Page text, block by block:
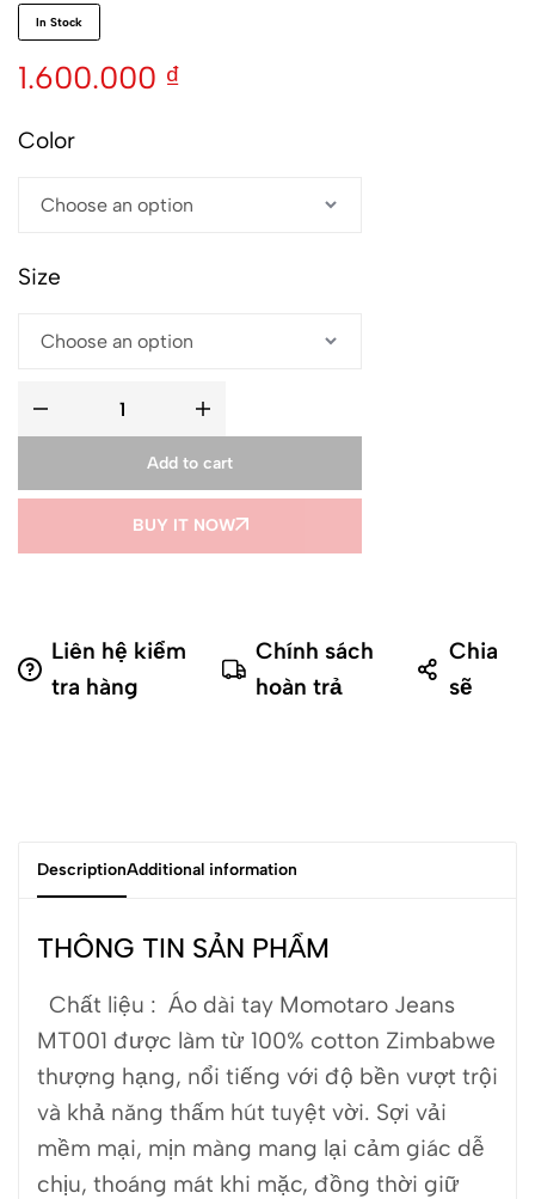
In Stock
1.600.000 ₫
Color
Size
Add to cart
BUY IT NOW
Liên hệ kiểm
tra hàng
Chính sách
hoàn trả
Chia
sẽ
DescriptionAdditional information
THÔNG TIN SẢN PHẨM
Chất liệu : Áo dài tay Momotaro Jeans
MT001 được làm từ 100% cotton Zimbabwe
thượng hạng, nổi tiếng với độ bền vượt trội
và khả năng thấm hút tuyệt vời. Sợi vải
mềm mại, mịn màng mang lại cảm giác dễ
chịu, thoáng mát khi mặc, đồng thời giữ